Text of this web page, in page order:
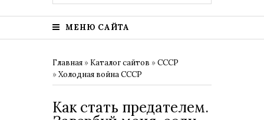
МЕНЮ САЙТА
Главная » Каталог сайтов »СССР
»Холодная война СССР
Как стать предателем.